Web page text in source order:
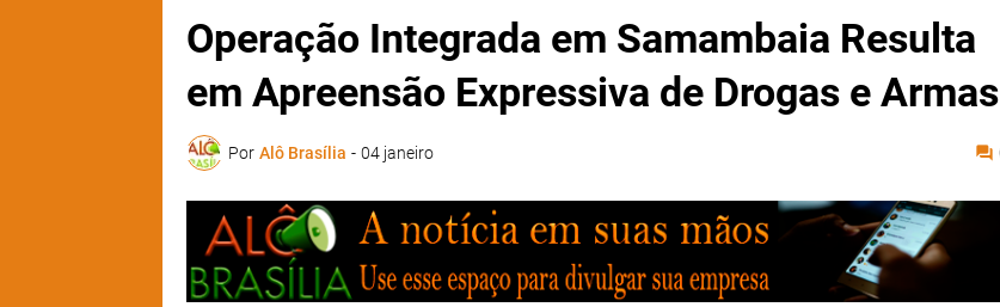
Operação Integrada em Samambaia Resulta
em Apreensão Expressiva de Drogas e Armas
Por Alô Brasília - 04 janeiro